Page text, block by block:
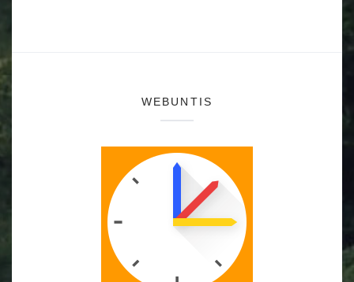
WEBUNTIS